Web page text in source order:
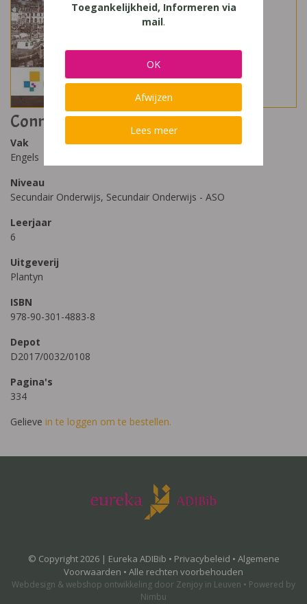
Connect 5 Leerwerkboek 6 ASO
Vak
Engels
Niveau
Secundair Onderwijs, Secundair Onderwijs - ASO
Leerjaar
6
Uitgeverij
Plantyn
ISBN
978-90-301-4883-8
Depot
D2017/0032/0108
Pagina's
334
Gelieve in te loggen om te bestellen.
© Copyright 2026 | Eureka ADIBib • Privacybeleid • Algemene
Voorwaarden • Alle rechten voorbehouden
Webdesign & webshop ontwikkeling door Zenjoy in Leuven • Powered by
Nimbu
Toegankelijkheid, Informeren via
mail.
OK
Afwijzen
Lees meer